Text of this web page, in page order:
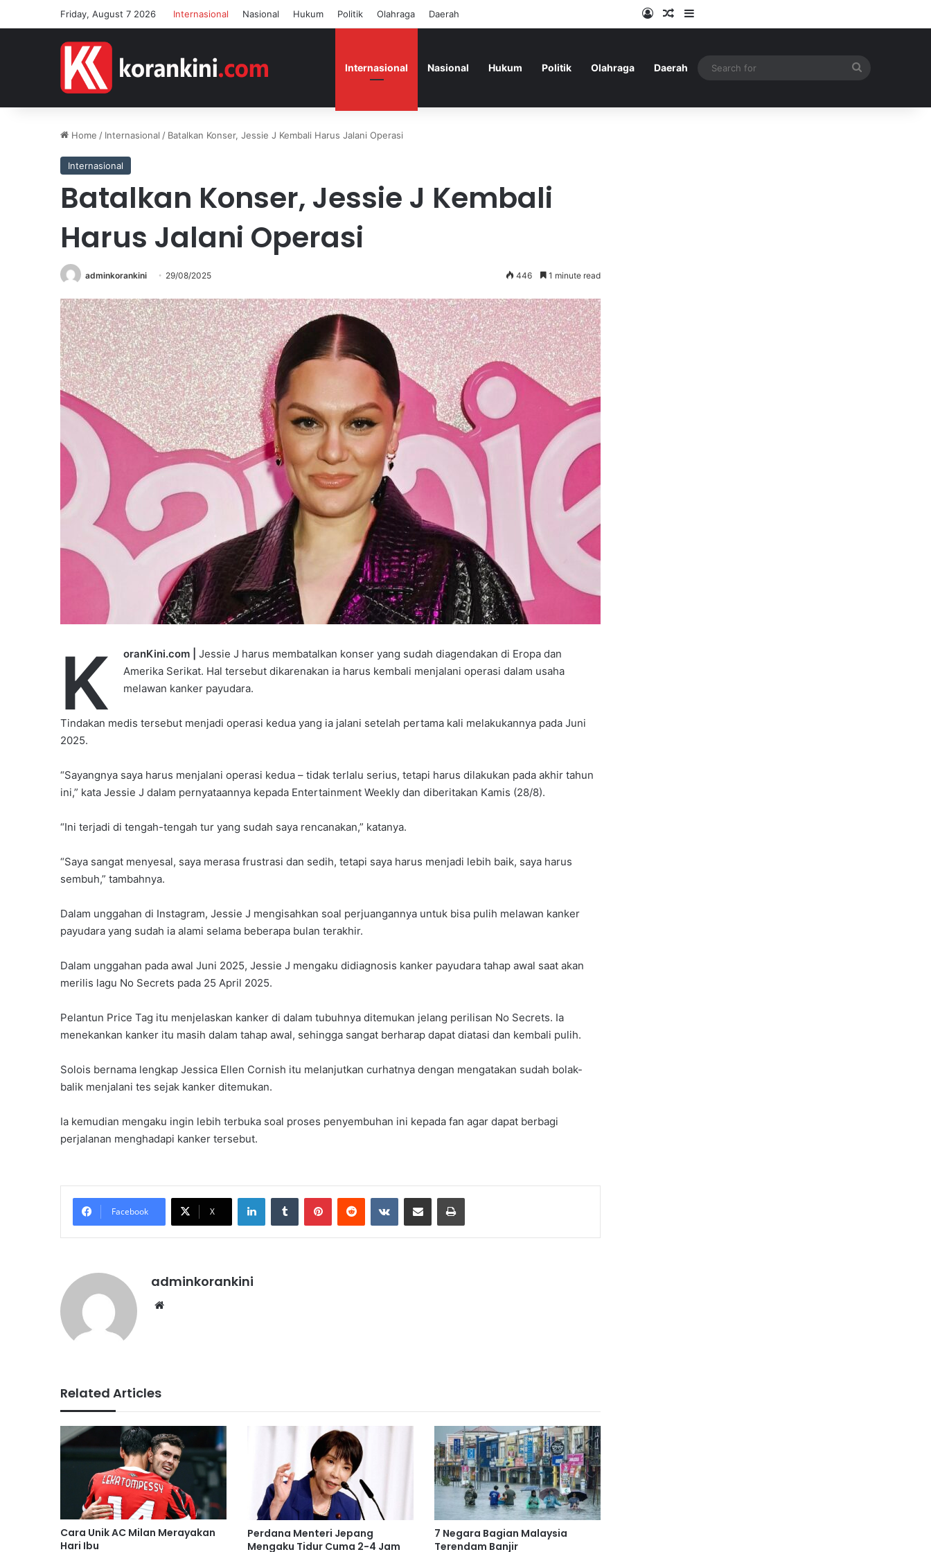
Friday, August 7 2026 Internasional Nasional Hukum Politik Olahraga Daerah Log InRandom Article
Sidebar
Internasional Nasional Hukum Politik Olahraga Daerah
Home / Internasional / Batalkan Konser, Jessie J Kembali Harus Jalani Operasi
Internasional
Batalkan Konser, Jessie J Kembali
Harus Jalani Operasi
adminkorankini 29/08/2025 446 1 minute read
K oranKini.com | Jessie J harus membatalkan konser yang sudah diagendakan di Eropa dan
Amerika Serikat. Hal tersebut dikarenakan ia harus kembali menjalani operasi dalam usaha
melawan kanker payudara.
Tindakan medis tersebut menjadi operasi kedua yang ia jalani setelah pertama kali melakukannya pada Juni
2025.
“Sayangnya saya harus menjalani operasi kedua – tidak terlalu serius, tetapi harus dilakukan pada akhir tahun
ini,” kata Jessie J dalam pernyataannya kepada Entertainment Weekly dan diberitakan Kamis (28/8).
“Ini terjadi di tengah-tengah tur yang sudah saya rencanakan,” katanya.
“Saya sangat menyesal, saya merasa frustrasi dan sedih, tetapi saya harus menjadi lebih baik, saya harus
sembuh,” tambahnya.
Dalam unggahan di Instagram, Jessie J mengisahkan soal perjuangannya untuk bisa pulih melawan kanker
payudara yang sudah ia alami selama beberapa bulan terakhir.
Dalam unggahan pada awal Juni 2025, Jessie J mengaku didiagnosis kanker payudara tahap awal saat akan
merilis lagu No Secrets pada 25 April 2025.
Pelantun Price Tag itu menjelaskan kanker di dalam tubuhnya ditemukan jelang perilisan No Secrets. Ia
menekankan kanker itu masih dalam tahap awal, sehingga sangat berharap dapat diatasi dan kembali pulih.
Solois bernama lengkap Jessica Ellen Cornish itu melanjutkan curhatnya dengan mengatakan sudah bolak-
balik menjalani tes sejak kanker ditemukan.
Ia kemudian mengaku ingin lebih terbuka soal proses penyembuhan ini kepada fan agar dapat berbagi
perjalanan menghadapi kanker tersebut.
Facebook X
LinkedInTumblr PinterestReddit VKontakteShare via Email Print
adminkorankini
Related Articles
Cara Unik AC Milan Merayakan
Hari Ibu
Perdana Menteri Jepang
Mengaku Tidur Cuma 2-4 Jam
7 Negara Bagian Malaysia
Terendam Banjir